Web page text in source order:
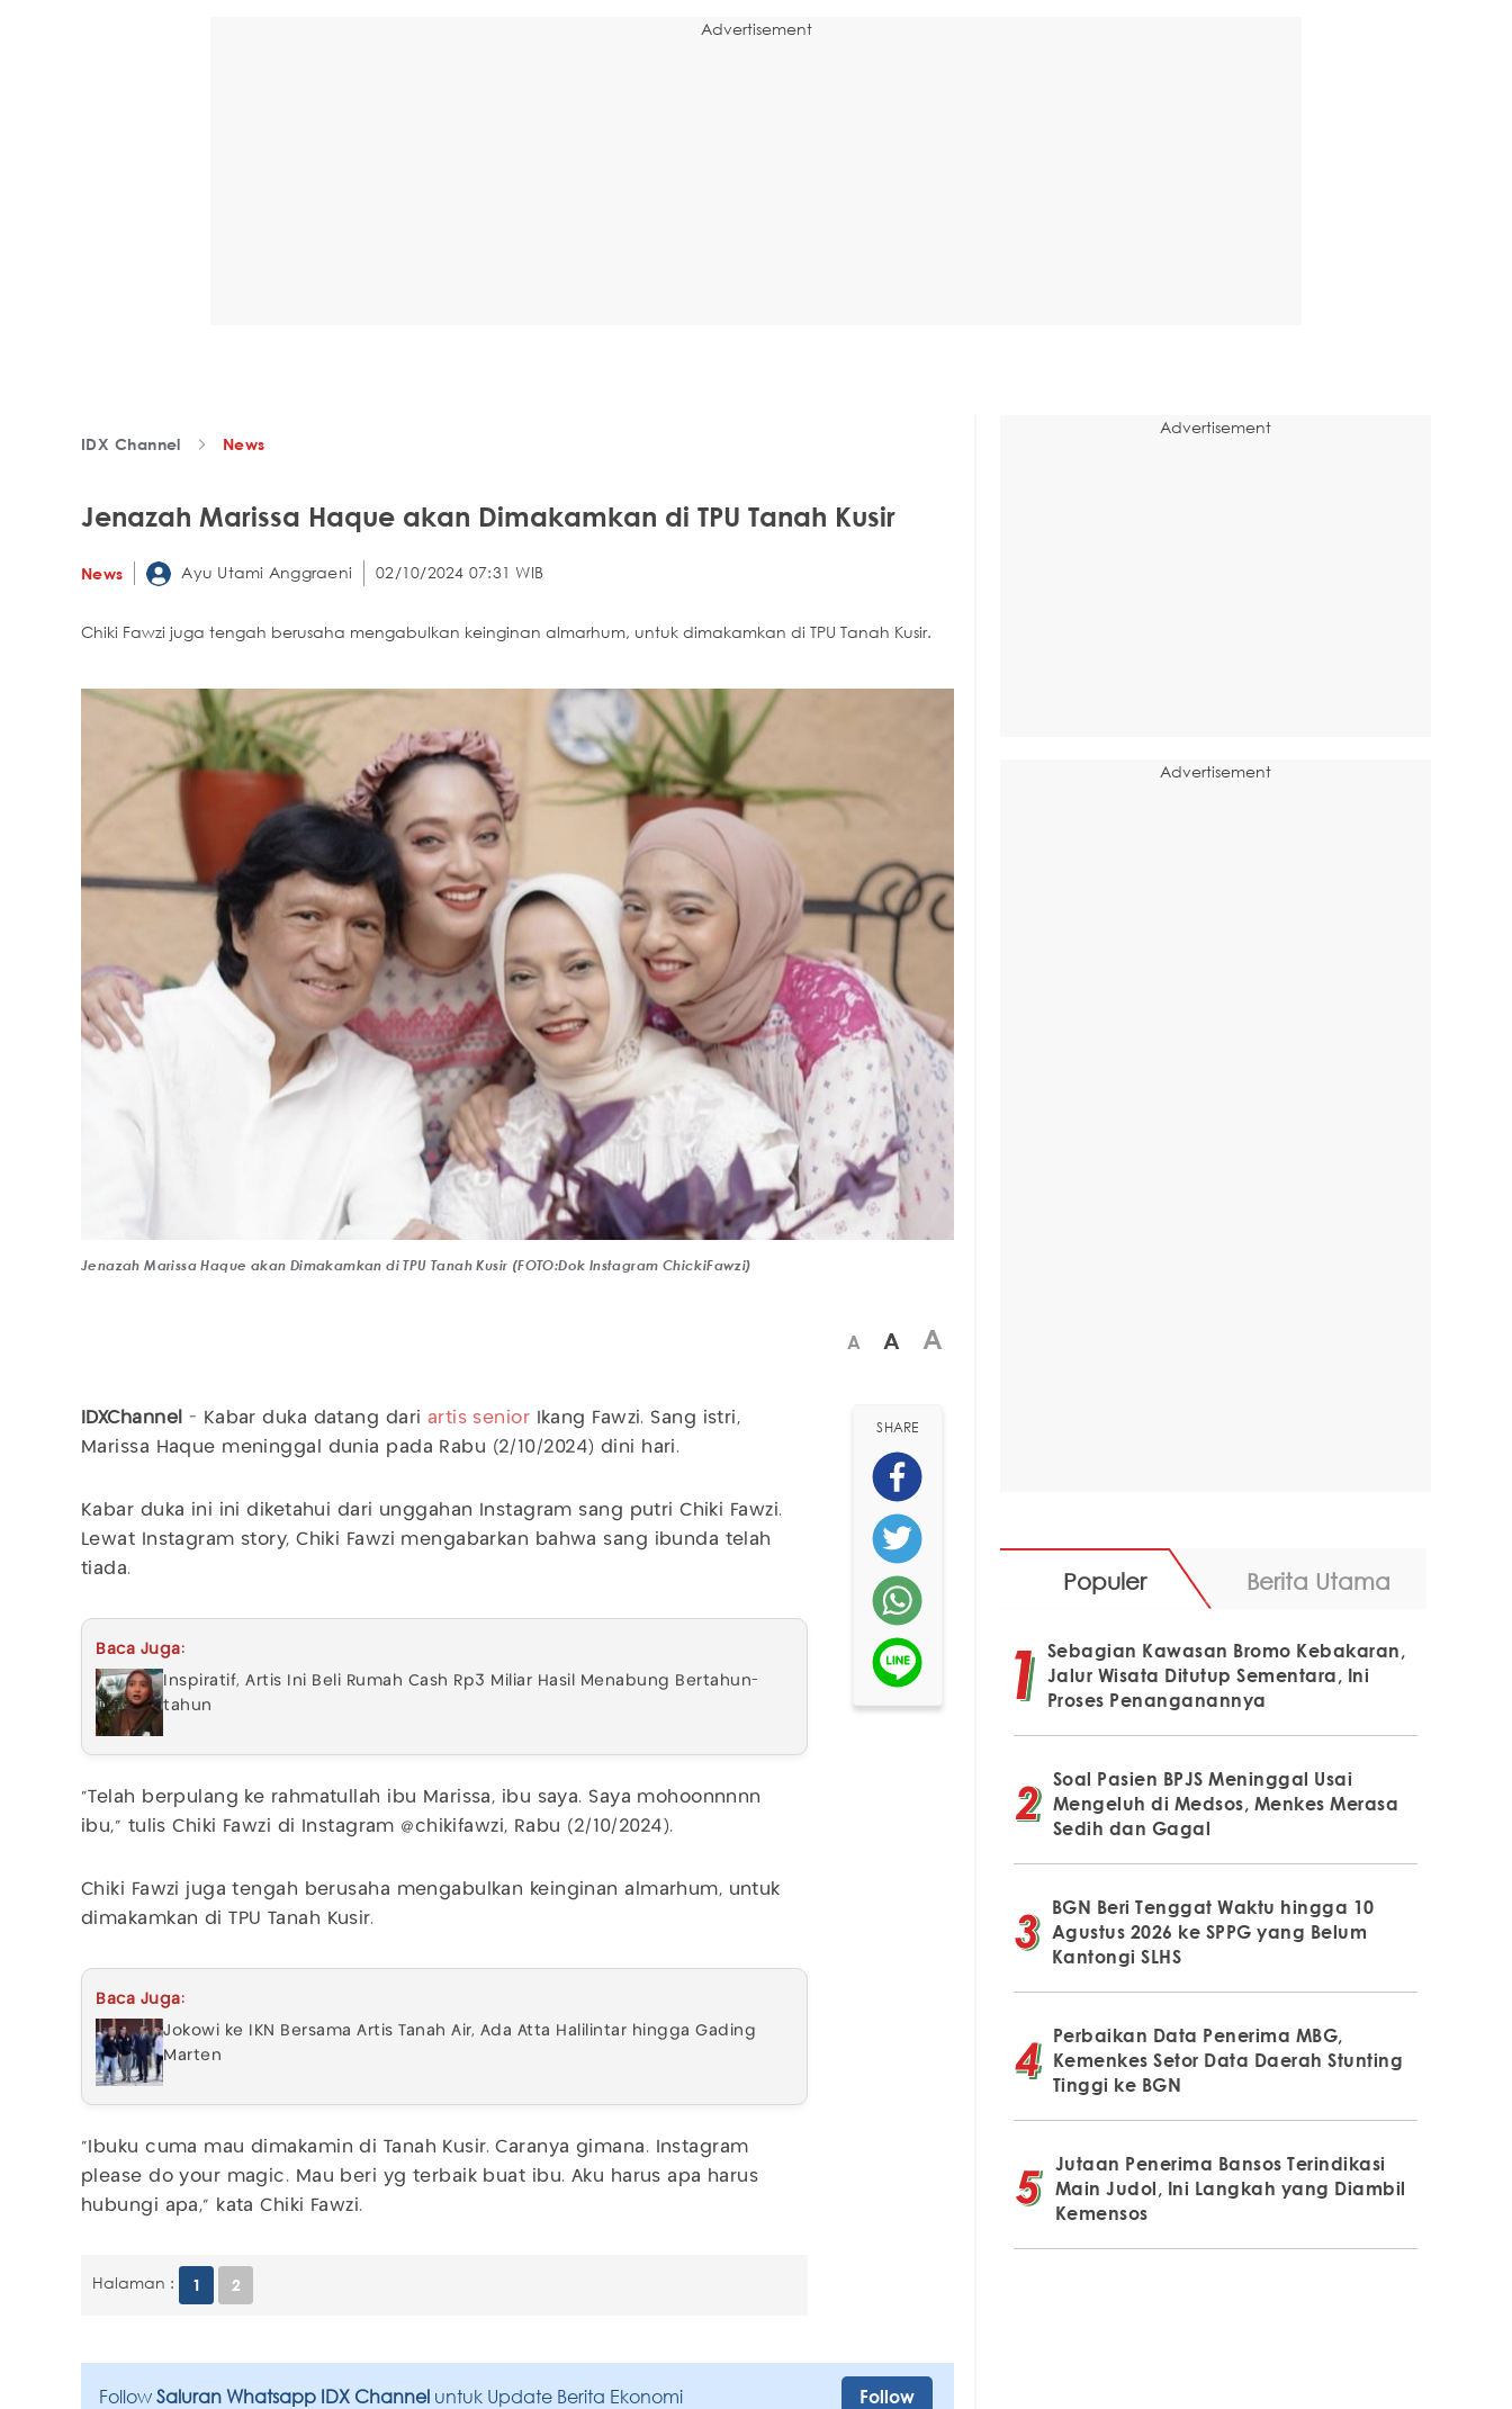
Advertisement
IDX Channel News
Jenazah Marissa Haque akan Dimakamkan di TPU Tanah Kusir
News Ayu Utami Anggraeni 02/10/2024 07:31 WIB
Chiki Fawzi juga tengah berusaha mengabulkan keinginan almarhum, untuk dimakamkan di TPU Tanah Kusir.
Jenazah Marissa Haque akan Dimakamkan di TPU Tanah Kusir (FOTO:Dok Instagram ChickiFawzi)
A A A
IDXChannel - Kabar duka datang dari artis senior Ikang Fawzi. Sang istri,
Marissa Haque meninggal dunia pada Rabu (2/10/2024) dini hari.
Kabar duka ini ini diketahui dari unggahan Instagram sang putri Chiki Fawzi.
Lewat Instagram story, Chiki Fawzi mengabarkan bahwa sang ibunda telah
tiada.
Baca Juga:
Inspiratif, Artis Ini Beli Rumah Cash Rp3 Miliar Hasil Menabung Bertahun-
tahun
"Telah berpulang ke rahmatullah ibu Marissa, ibu saya. Saya mohoonnnnn
ibu," tulis Chiki Fawzi di Instagram @chikifawzi, Rabu (2/10/2024).
Chiki Fawzi juga tengah berusaha mengabulkan keinginan almarhum, untuk
dimakamkan di TPU Tanah Kusir.
Baca Juga:
Jokowi ke IKN Bersama Artis Tanah Air, Ada Atta Halilintar hingga Gading
Marten
"Ibuku cuma mau dimakamin di Tanah Kusir. Caranya gimana. Instagram
please do your magic. Mau beri yg terbaik buat ibu. Aku harus apa harus
hubungi apa," kata Chiki Fawzi.
Halaman : 1 2
SHARE
Follow Saluran Whatsapp IDX Channel untuk Update Berita Ekonomi Follow
Advertisement
Advertisement
Populer Berita Utama
Sebagian Kawasan Bromo Kebakaran,
Jalur Wisata Ditutup Sementara, Ini
Proses Penanganannya
Soal Pasien BPJS Meninggal Usai
Mengeluh di Medsos, Menkes Merasa
Sedih dan Gagal
BGN Beri Tenggat Waktu hingga 10
Agustus 2026 ke SPPG yang Belum
Kantongi SLHS
Perbaikan Data Penerima MBG,
Kemenkes Setor Data Daerah Stunting
Tinggi ke BGN
Jutaan Penerima Bansos Terindikasi
Main Judol, Ini Langkah yang Diambil
Kemensos